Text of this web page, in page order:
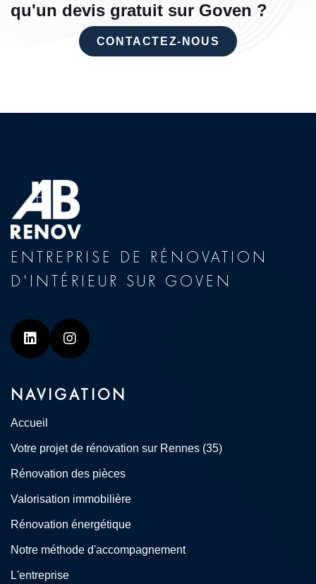
qu'un devis gratuit sur Goven ?
CONTACTEZ-NOUS
ENTREPRISE DE RÉNOVATION
D'INTÉRIEUR SUR GOVEN
Linkedin Instagram
NAVIGATION
Accueil
Votre projet de rénovation sur Rennes (35)
Rénovation des pièces
Valorisation immobilière
Rénovation énergétique
Notre méthode d'accompagnement
L'entreprise